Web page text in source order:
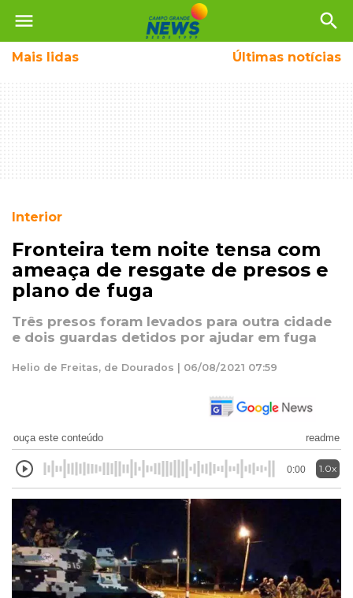
menu search
Mais lidas Últimas notícias
Interior
Fronteira tem noite tensa com
ameaça de resgate de presos e
plano de fuga
Três presos foram levados para outra cidade
e dois guardas detidos por ajudar em fuga
Helio de Freitas, de Dourados | 06/08/2021 07:59
ouça este conteúdo readme
0:00 1.0x